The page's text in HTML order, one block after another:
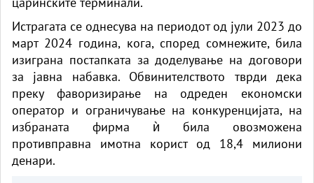
Истрагата се однесува на периодот од јули 2023 до
март 2024 година, кога, според сомнежите, била
изиграна постапката за доделување на договори
за јавна набавка. Обвинителството тврди дека
преку фаворизирање на одреден економски
оператор и ограничување на конкуренцијата, на
избраната фирма ѝ била овозможена
противправна имотна корист од 18,4 милиони
денари.